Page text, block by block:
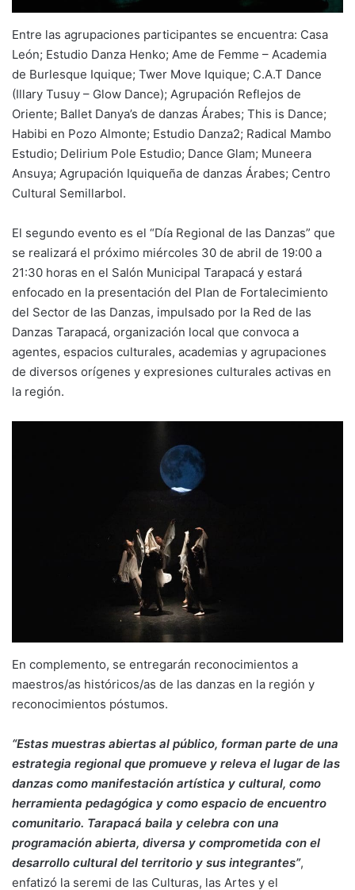
Entre las agrupaciones participantes se encuentra: Casa
León; Estudio Danza Henko; Ame de Femme – Academia
de Burlesque Iquique; Twer Move Iquique; C.A.T Dance
(Illary Tusuy – Glow Dance); Agrupación Reflejos de
Oriente; Ballet Danya’s de danzas Árabes; This is Dance;
Habibi en Pozo Almonte; Estudio Danza2; Radical Mambo
Estudio; Delirium Pole Estudio; Dance Glam; Muneera
Ansuya; Agrupación Iquiqueña de danzas Árabes; Centro
Cultural Semillarbol.
El segundo evento es el “Día Regional de las Danzas” que
se realizará el próximo miércoles 30 de abril de 19:00 a
21:30 horas en el Salón Municipal Tarapacá y estará
enfocado en la presentación del Plan de Fortalecimiento
del Sector de las Danzas, impulsado por la Red de las
Danzas Tarapacá, organización local que convoca a
agentes, espacios culturales, academias y agrupaciones
de diversos orígenes y expresiones culturales activas en
la región.
En complemento, se entregarán reconocimientos a
maestros/as históricos/as de las danzas en la región y
reconocimientos póstumos.
“Estas muestras abiertas al público, forman parte de una
estrategia regional que promueve y releva el lugar de las
danzas como manifestación artística y cultural, como
herramienta pedagógica y como espacio de encuentro
comunitario. Tarapacá baila y celebra con una
programación abierta, diversa y comprometida con el
desarrollo cultural del territorio y sus integrantes”,
enfatizó la seremi de las Culturas, las Artes y el